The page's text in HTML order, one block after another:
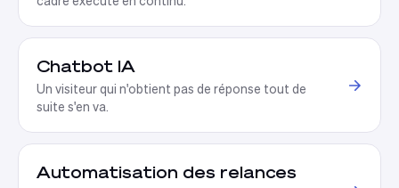
Chatbot IA
Un visiteur qui n'obtient pas de réponse tout de
suite s'en va.
Automatisation des relances